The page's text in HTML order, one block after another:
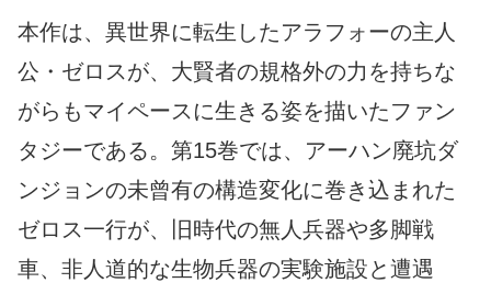
本作は、異世界に転生したアラフォーの主人
公・ゼロスが、大賢者の規格外の力を持ちな
がらもマイペースに生きる姿を描いたファン
タジーである。第15巻では、アーハン廃坑ダ
ンジョンの未曾有の構造変化に巻き込まれた
ゼロス一行が、旧時代の無人兵器や多脚戦
車、非人道的な生物兵器の実験施設と遭遇